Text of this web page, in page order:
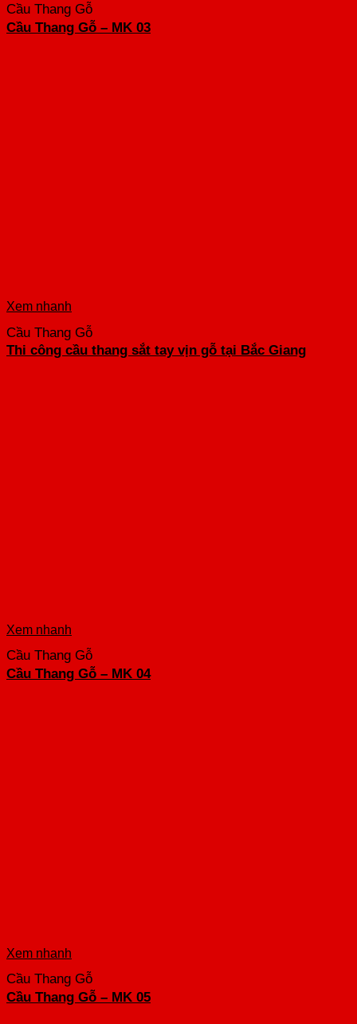
Cầu Thang Gỗ
Cầu Thang Gỗ – MK 03
Xem nhanh
Cầu Thang Gỗ
Thi công cầu thang sắt tay vịn gỗ tại Bắc Giang
Xem nhanh
Cầu Thang Gỗ
Cầu Thang Gỗ – MK 04
Xem nhanh
Cầu Thang Gỗ
Cầu Thang Gỗ – MK 05